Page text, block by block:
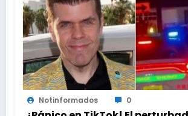
Notinformados 0